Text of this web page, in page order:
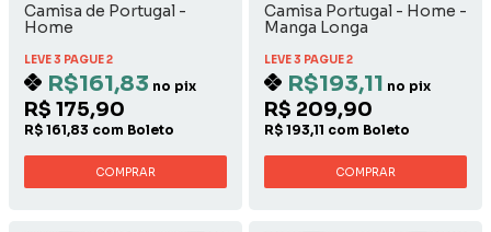
Camisa de Portugal -
Home
LEVE 3 PAGUE 2
R$161,83 no pix
R$ 175,90
R$ 161,83 com Boleto
COMPRAR
Camisa Portugal - Home -
Manga Longa
LEVE 3 PAGUE 2
R$193,11 no pix
R$ 209,90
R$ 193,11 com Boleto
COMPRAR